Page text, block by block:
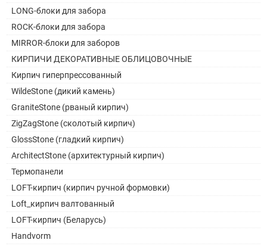
LONG-блоки для забора
ROCK-блоки для забора
MIRROR-блоки для заборов
КИРПИЧИ ДЕКОРАТИВНЫЕ ОБЛИЦОВОЧНЫЕ
Кирпич гиперпрессованный
WildeStone (дикий камень)
GraniteStone (рваный кирпич)
ZigZagStone (сколотый кирпич)
GlossStone (гладкий кирпич)
ArchitectStone (архитектурный кирпич)
Термопанели
LOFT-кирпич (кирпич ручной формовки)
Loft_кирпич валтованный
LOFT-кирпич (Беларусь)
Handvorm